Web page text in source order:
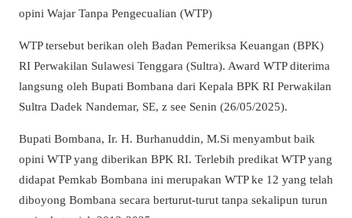
opini Wajar Tanpa Pengecualian (WTP)
WTP tersebut berikan oleh Badan Pemeriksa Keuangan (BPK)
RI Perwakilan Sulawesi Tenggara (Sultra). Award WTP diterima
langsung oleh Bupati Bombana dari Kepala BPK RI Perwakilan
Sultra Dadek Nandemar, SE, z see Senin (26/05/2025).
Bupati Bombana, Ir. H. Burhanuddin, M.Si menyambut baik
opini WTP yang diberikan BPK RI. Terlebih predikat WTP yang
didapat Pemkab Bombana ini merupakan WTP ke 12 yang telah
diboyong Bombana secara berturut-turut tanpa sekalipun turun